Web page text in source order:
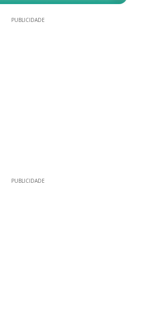
PUBLICIDADE
PUBLICIDADE